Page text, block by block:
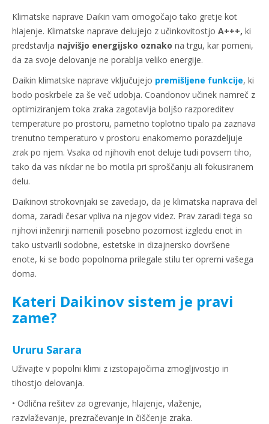
Klimatske naprave Daikin vam omogočajo tako gretje kot
hlajenje. Klimatske naprave delujejo z učinkovitostjo A+++, ki
predstavlja najvišjo energijsko oznako na trgu, kar pomeni,
da za svoje delovanje ne porablja veliko energije.
Daikin klimatske naprave vključujejo premišljene funkcije, ki
bodo poskrbele za še več udobja. Coandonov učinek namreč z
optimiziranjem toka zraka zagotavlja boljšo razporeditev
temperature po prostoru, pametno toplotno tipalo pa zaznava
trenutno temperaturo v prostoru enakomerno porazdeljuje
zrak po njem. Vsaka od njihovih enot deluje tudi povsem tiho,
tako da vas nikdar ne bo motila pri sproščanju ali fokusiranem
delu.
Daikinovi strokovnjaki se zavedajo, da je klimatska naprava del
doma, zaradi česar vpliva na njegov videz. Prav zaradi tega so
njihovi inženirji namenili posebno pozornost izgledu enot in
tako ustvarili sodobne, estetske in dizajnersko dovršene
enote, ki se bodo popolnoma prilegale stilu ter opremi vašega
doma.
Kateri Daikinov sistem je pravi
zame?
Ururu Sarara
Uživajte v popolni klimi z izstopajočima zmogljivostjo in
tihostjo delovanja.
• Odlična rešitev za ogrevanje, hlajenje, vlaženje,
razvlaževanje, prezračevanje in čiščenje zraka.